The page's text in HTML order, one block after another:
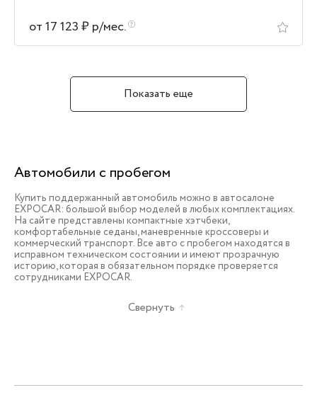
от 17 123 ₽ р/мес.
Показать еще
Автомобили с пробегом
Купить поддержанный автомобиль можно в автосалоне
EXPOCAR: большой выбор моделей в любых комплектациях.
На сайте представлены компактные хэтчбеки,
комфортабельные седаны, маневренные кроссоверы и
коммерческий транспорт. Все авто с пробегом находятся в
исправном техническом состоянии и имеют прозрачную
историю, которая в обязательном порядке проверяется
сотрудниками EXPOCAR.
Свернуть